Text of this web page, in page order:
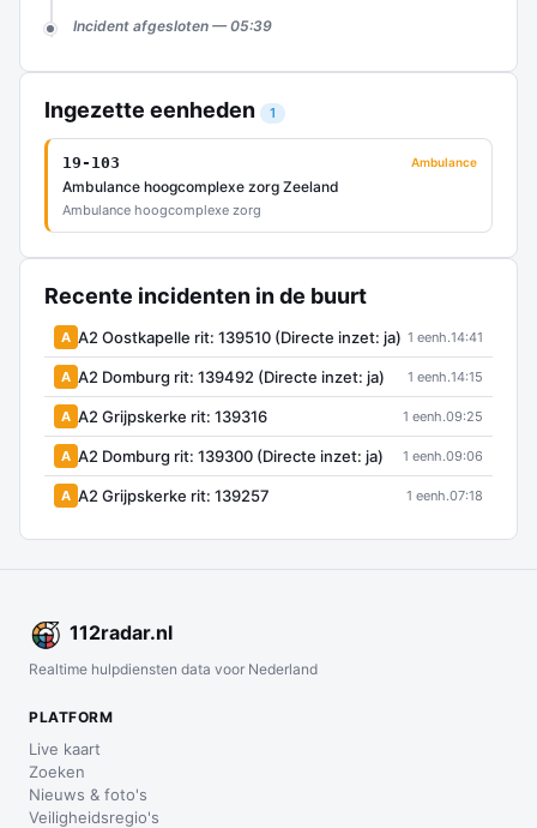
Incident afgesloten — 05:39
Ingezette eenheden 1
19-103 Ambulance
Ambulance hoogcomplexe zorg Zeeland
Ambulance hoogcomplexe zorg
Recente incidenten in de buurt
A A2 Oostkapelle rit: 139510 (Directe inzet: ja) 1 eenh.14:41
A A2 Domburg rit: 139492 (Directe inzet: ja) 1 eenh.14:15
A A2 Grijpskerke rit: 139316 1 eenh.09:25
A A2 Domburg rit: 139300 (Directe inzet: ja) 1 eenh.09:06
A A2 Grijpskerke rit: 139257 1 eenh.07:18
112radar.nl
Realtime hulpdiensten data voor Nederland
PLATFORM
Live kaart
Zoeken
Nieuws & foto's
Veiligheidsregio's